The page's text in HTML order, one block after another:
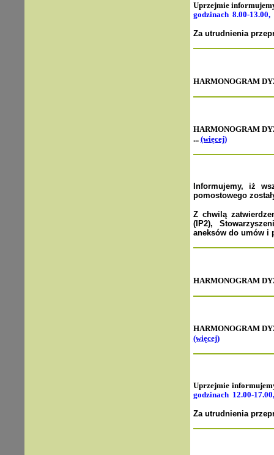
Uprzejmie
godzinach 8.00-
Za utrudnienia
HARMONOGRAM
HARMONOGRAM
... (więcej)
Informujemy, iż
pomostowego
Z chwilą
(IP2),
aneksów do umów i
HARMONOGRAM
HARMONOGRAM
(więcej)
Uprzejmie
godzinach 12.00-
Za utrudnienia